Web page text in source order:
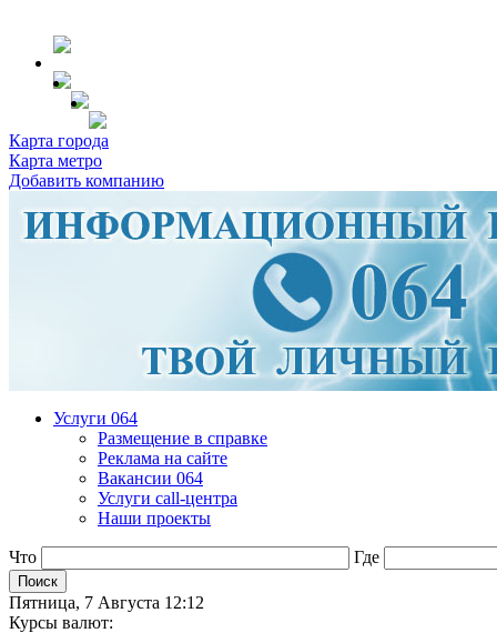
Карта города
Карта метро
Добавить компанию
Услуги 064
Размещение в справке
Реклама на сайте
Вакансии 064
Услуги call-центра
Наши проекты
Что Где
Пятница, 7 Августа 12:12
Курсы валют: